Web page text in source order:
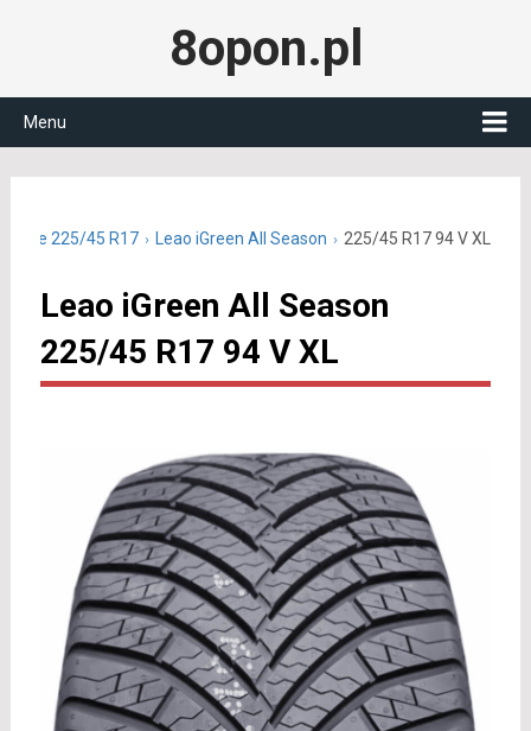
8opon.pl
Menu
225/45 R17 Leao iGreen All Season 225/45 R17 94 V XL
Leao iGreen All Season
225/45 R17 94 V XL